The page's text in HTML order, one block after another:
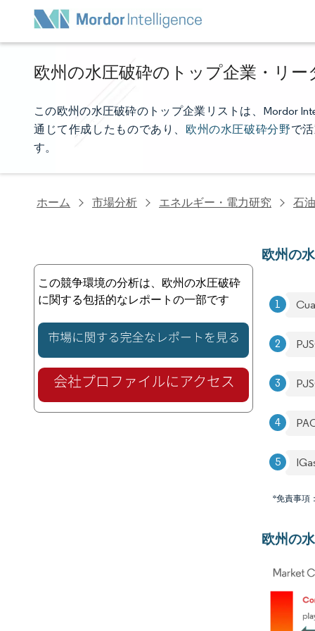
欧州の水圧破砕のトップ企業・リ
この欧州の水圧破砕のトップ企業リストは、Mordor
通じて作成したものであり、 欧州の水圧破砕分野で
す。
ホーム 市場分析 エネルギー・電力研究 石
この競争環境の分析は、欧州の水圧破砕
に関する包括的なレポートの一部です
欧州の
*免責事項
欧州の